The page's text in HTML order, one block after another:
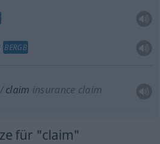
BERGB
claim insurance claim
für "claim"